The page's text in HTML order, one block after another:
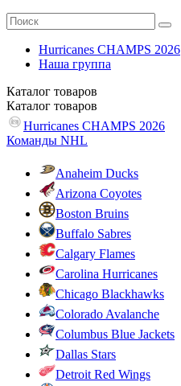
Hurricanes CHAMPS 2026
Наша группа
Каталог товаров
Каталог товаров
Hurricanes CHAMPS 2026
Команды NHL
Anaheim Ducks
Arizona Coyotes
Boston Bruins
Buffalo Sabres
Calgary Flames
Carolina Hurricanes
Chicago Blackhawks
Colorado Avalanche
Columbus Blue Jackets
Dallas Stars
Detroit Red Wings